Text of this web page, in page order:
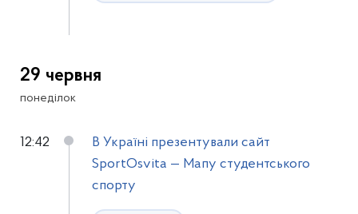
29 червня
понеділок
12:42
В Україні презентували сайт
SportOsvita — Мапу студентського
спорту